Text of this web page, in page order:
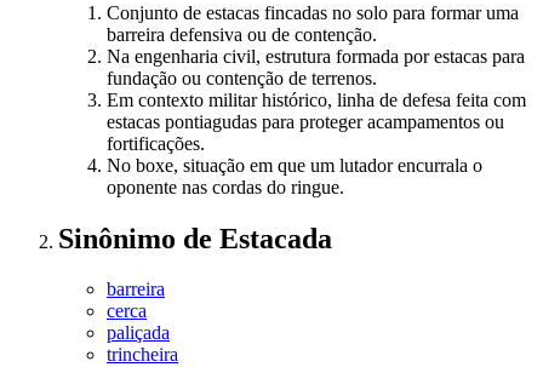
Conjunto de estacas fincadas no solo para formar uma
barreira defensiva ou de contenção.
Na engenharia civil, estrutura formada por estacas para
fundação ou contenção de terrenos.
Em contexto militar histórico, linha de defesa feita com
estacas pontiagudas para proteger acampamentos ou
fortificações.
No boxe, situação em que um lutador encurrala o
oponente nas cordas do ringue.
Sinônimo de Estacada
barreira
cerca
paliçada
trincheira